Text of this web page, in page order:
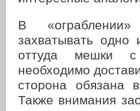
В
захватывать одно
оттуда мешки с
необходимо
сторона обязана
Также внимания